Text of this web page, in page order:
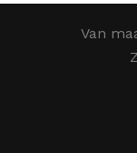
Van